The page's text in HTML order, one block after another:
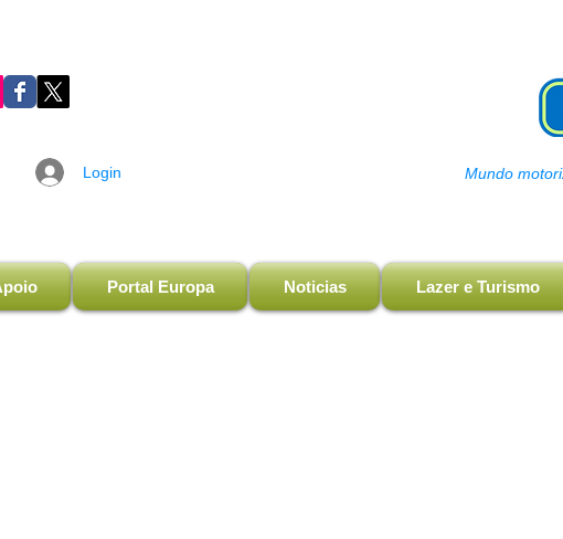
Login
Mundo
Portal Europa Noticias Lazer e Turismo